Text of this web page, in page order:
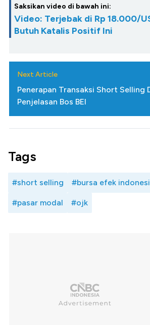
Saksikan video di bawah ini:
Video: Terjebak di Rp 18.000/
Butuh Katalis Positif Ini
Next Article
Penerapan Transaksi Short Selling
Penjelasan Bos BEI
Tags
#short selling #bursa efek
#pasar modal #ojk